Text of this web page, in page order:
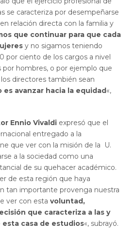
se caracteriza por desempeñarse
relación directa con la familia y
que continuar para que cada
y no sigamos teniendo
por ciento de los cargos a nivel
por hombres, o por ejemplo que
directores también sean
es avanzar hacia la equidad«,
Ennio Vivaldi expresó que el
entregado a la
que ver con la misión de la U.
a la sociedad como una
de su quehacer académico.
de esta región que haya
tan importante provenga nuestra
ver con esta voluntad,
que caracteriza a las y
esta casa de estudios«, subrayó.